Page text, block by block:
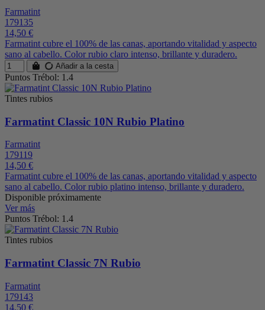
Farmatint
179135
14,50 €
Farmatint cubre el 100% de las canas, aportando vitalidad y aspecto
sano al cabello. Color rubio claro intenso, brillante y duradero.
Añadir a la cesta
Puntos Trébol: 1.4
Tintes rubios
Farmatint Classic 10N Rubio Platino
Farmatint
179119
14,50 €
Farmatint cubre el 100% de las canas, aportando vitalidad y aspecto
sano al cabello. Color rubio platino intenso, brillante y duradero.
Disponible próximamente
Ver más
Puntos Trébol: 1.4
Tintes rubios
Farmatint Classic 7N Rubio
Farmatint
179143
14,50 €